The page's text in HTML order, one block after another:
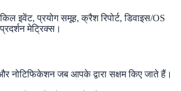
इवेंट, प्रयोग समूह, क्रैश रिपोर्ट, डिवाइस/OS
मेट्रिक्स।
नोटिफिकेशन जब आपके द्वारा सक्षम किए जाते हैं।